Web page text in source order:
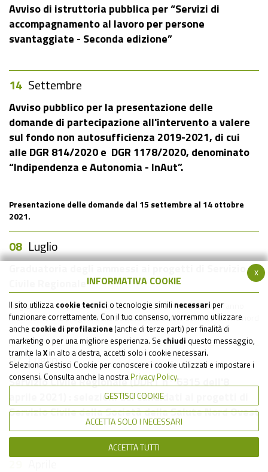
Avviso di istruttoria pubblica per “Servizi di
accompagnamento al lavoro per persone
svantaggiate - Seconda edizione”
14 Settembre
Avviso pubblico per la presentazione delle
domande di partecipazione all'intervento a valere
sul fondo non autosufficienza 2019-2021, di cui
alle DGR 814/2020 e DGR 1178/2020, denominato
“Indipendenza e Autonomia - InAut”.
Presentazione delle domande dal 15 settembre al 14 ottobre
2021.
08 Luglio
Le graduatorie approvate con Decreto 102 del 07/07/2021 fanno
riferimento ai 2 progetti della Società della Salute zona fiorentina nord
ovest
02 Luglio
Servizio Civile Regionale (DDRT n° 6315 dell'8
aprile 2021) : selezioni dei candidati ai progetti di
Servizio Civile della Società della Salute Nord Ovest
x
INFORMATIVA COOKIE
Il sito utilizza cookie tecnici o tecnologie simili necessari per
funzionare correttamente. Con il tuo consenso, vorremmo utilizzare
anche cookie di profilazione (anche di terze parti) per finalità di
marketing o per una migliore esperienza. Se chiudi questo messaggio,
tramite laX in alto a destra, accetti solo i cookie necessari.
Seleziona Gestisci Cookie per conoscere i cookie utilizzati e impostare i
consensi. Consulta anche la nostra Privacy Policy.
GESTISCI COOKIE
ACCETTA SOLO I NECESSARI
ACCETTA TUTTI